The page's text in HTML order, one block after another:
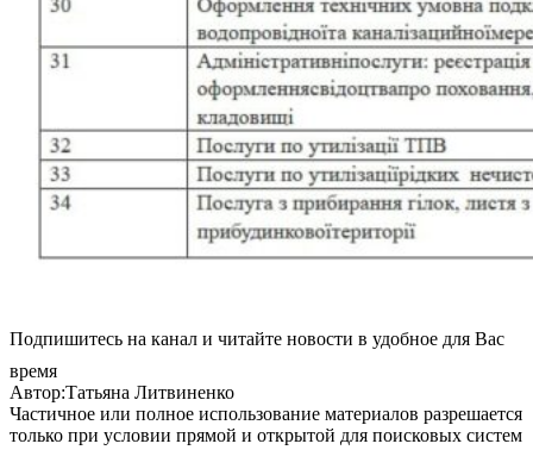
Подпишитесь на канал и читайте новости в удобное для Вас
время
Автор:Татьяна Литвиненко
Частичное или полное использование материалов разрешается
только при условии прямой и открытой для поисковых систем